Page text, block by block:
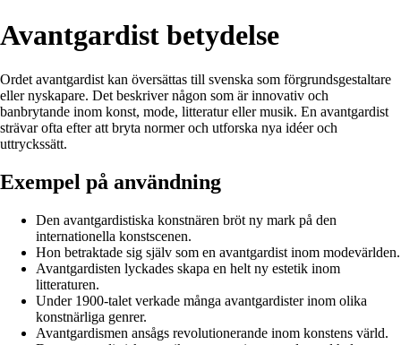
Avantgardist betydelse
Ordet avantgardist kan översättas till svenska som förgrundsgestaltare
eller nyskapare. Det beskriver någon som är innovativ och
banbrytande inom konst, mode, litteratur eller musik. En avantgardist
strävar ofta efter att bryta normer och utforska nya idéer och
uttryckssätt.
Exempel på användning
Den avantgardistiska konstnären bröt ny mark på den
internationella konstscenen.
Hon betraktade sig själv som en avantgardist inom modevärlden.
Avantgardisten lyckades skapa en helt ny estetik inom
litteraturen.
Under 1900-talet verkade många avantgardister inom olika
konstnärliga genrer.
Avantgardismen ansågs revolutionerande inom konstens värld.